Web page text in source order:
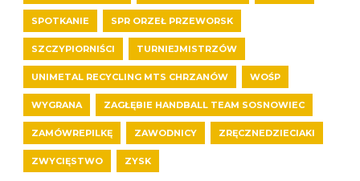
SPOTKANIE SPR ORZEŁ PRZEWORSK
SZCZYPIORNIŚCI TURNIEJMISTRZÓW
UNIMETAL RECYCLING MTS CHRZANÓW WOŚP
WYGRANA ZAGŁĘBIE HANDBALL TEAM SOSNOWIEC
ZAMÓWREPILKĘ ZAWODNICY ZRĘCZNEDZIECIAKI
ZWYCIĘSTWO ZYSK